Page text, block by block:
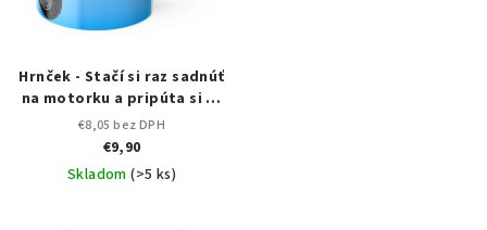
Hrnček - Stačí si raz sadnúť
na motorku a pripúta si ťa
na celý život
€8,05 bez DPH
€9,90
Skladom(>5 ks)